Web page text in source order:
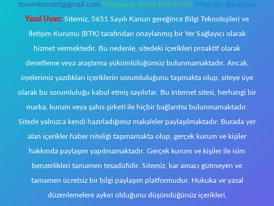
forumhizmeti@gmail.com Whatsapp: 0262 606 0 726 Telegram: @karabul
Yasal Uyarı: Sitemiz, 5651 Sayılı Kanun gereğince Bilgi Teknolojileri ve
İletişim Kurumu (BTK) tarafından onaylanmış bir Yer Sağlayıcı olarak
hizmet vermektedir. Bu nedenle, sitedeki içerikleri proaktif olarak
denetleme veya araştırma yükümlülüğümüz bulunmamaktadır. Ancak,
üyelerimiz yazdıkları içeriklerin sorumluluğunu taşımakta olup, siteye üye
olarak bu sorumluluğu kabul etmiş sayılırlar. Bu internet sitesi, herhangi bir
marka, kurum veya şahıs şirketi ile hiçbir bağlantısı bulunmamaktadır.
Sitede yalnızca kendi hazırladığımız makaleler paylaşılmaktadır. Burada yer
alan içerikler haber niteliği taşımamakta olup, gerçek kurum ve kişiler
hakkında paylaşım yapılmamaktadır. Gerçek kurum ve kişiler ile isim
benzerlikleri tamamen tesadüfidir. Sitemiz, kar amacı gütmeyen ve
tamamen ücretsiz bir bilgi paylaşım platformudur. Hukuka ve yasal
düzenlemelere aykırı olduğunu düşündüğünüz içerikleri,